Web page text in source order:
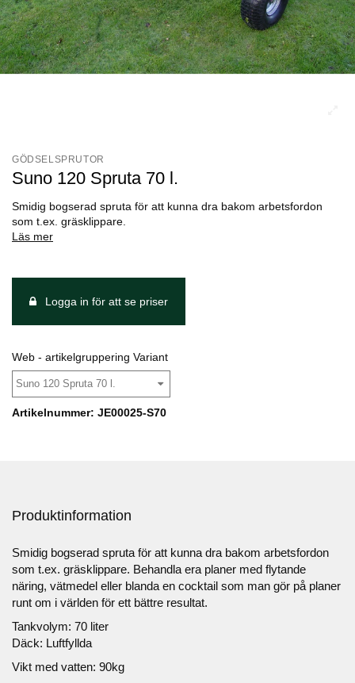
GÖDSELSPRUTOR
Suno 120 Spruta 70 l.
Smidig bogserad spruta för att kunna dra bakom arbetsfordon
som t.ex. gräsklippare.
Läs mer
Logga in för att se priser
Web - artikelgruppering Variant
Suno 120 Spruta 70 l.
Artikelnummer: JE00025-S70
Produktinformation
Smidig bogserad spruta för att kunna dra bakom arbetsfordon
som t.ex. gräsklippare. Behandla era planer med flytande
näring, vätmedel eller blanda en cocktail som man gör på planer
runt om i världen för ett bättre resultat.
Tankvolym: 70 liter
Däck: Luftfyllda
Vikt med vatten: 90kg